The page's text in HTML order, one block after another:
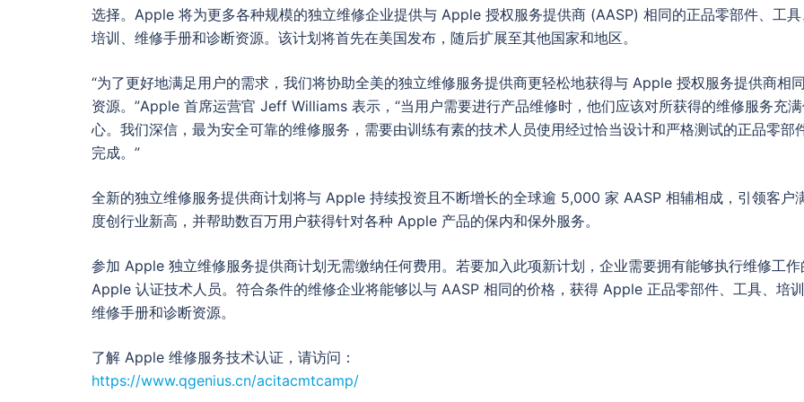
选择。Apple 将为更多各种规模的独立维修企业提供与 Apple 授权服务提供商 (AASP) 相同的正品零部件、工具
培训、维修手册和诊断资源。该计划将首先在美国发布，随后扩展至其他国家和地区。
“为了更好地满足用户的需求，我们将协助全美的独立维修服务提供商更轻松地获得与 Apple 授权服务提供商相
资源。”Apple 首席运营官 Jeff Williams 表示，“当用户需要进行产品维修时，他们应该对所获得的维修服务充
心。我们深信，最为安全可靠的维修服务，需要由训练有素的技术人员使用经过恰当设计和严格测试的正品零部
完成。”
全新的独立维修服务提供商计划将与 Apple 持续投资且不断增长的全球逾 5,000 家 AASP 相辅相成，引领客户
度创行业新高，并帮助数百万用户获得针对各种 Apple 产品的保内和保外服务。
参加 Apple 独立维修服务提供商计划无需缴纳任何费用。若要加入此项新计划，企业需要拥有能够执行维修工作
Apple 认证技术人员。符合条件的维修企业将能够以与 AASP 相同的价格，获得 Apple 正品零部件、工具、培训
维修手册和诊断资源。
了解 Apple 维修服务技术认证，请访问：
https://www.qgenius.cn/acitacmtcamp/